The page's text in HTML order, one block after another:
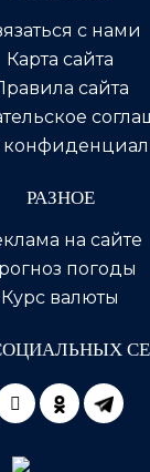
с нами
Карта сайта
сайта
РАЗНОЕ
на сайте
погоды
Курс валюты